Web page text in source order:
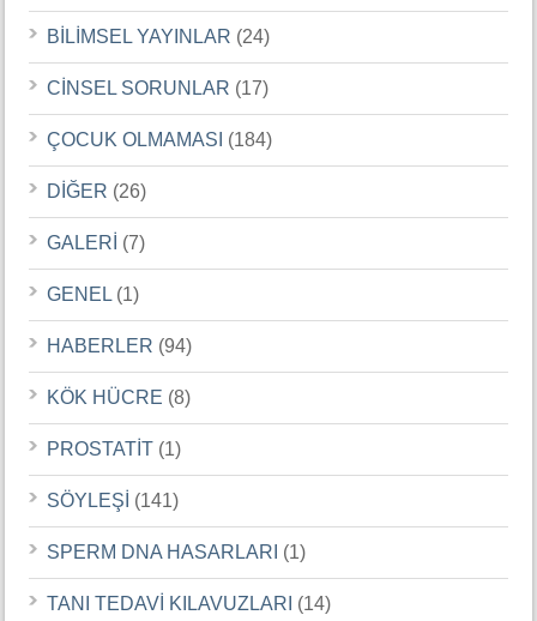
BİLİMSEL YAYINLAR (24)
CİNSEL SORUNLAR (17)
ÇOCUK OLMAMASI (184)
DİĞER (26)
GALERİ (7)
GENEL (1)
HABERLER (94)
KÖK HÜCRE (8)
PROSTATİT (1)
SÖYLEŞİ (141)
SPERM DNA HASARLARI (1)
TANI TEDAVİ KILAVUZLARI (14)